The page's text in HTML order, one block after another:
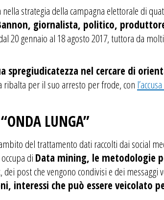
strategia della campagna elettorale di
giornalista, politico,
20 gennaio al 18 agosto 2017, tuttora da
spregiudicatezza nel cercare di
ribalta per il suo arresto per frode, con
LUNGA”
del trattamento dati raccolti dai social
di Data mining, le metodologie
post che vengono condivisi e dei messaggi
interessi che può essere veicolato